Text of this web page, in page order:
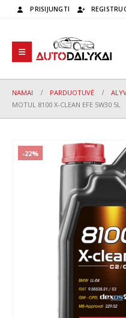
PRISIJUNGTI
NAMAI PARDUOTUVĖ
MOTUL 8100 X-CLEAN EFE 5W30 5L
-22%